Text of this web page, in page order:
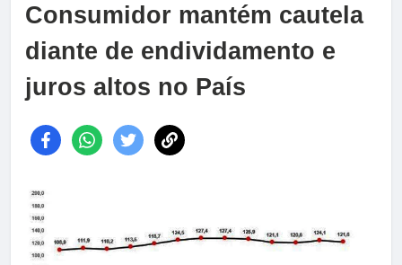
Consumidor mantém cautela
diante de endividamento e
juros altos no País